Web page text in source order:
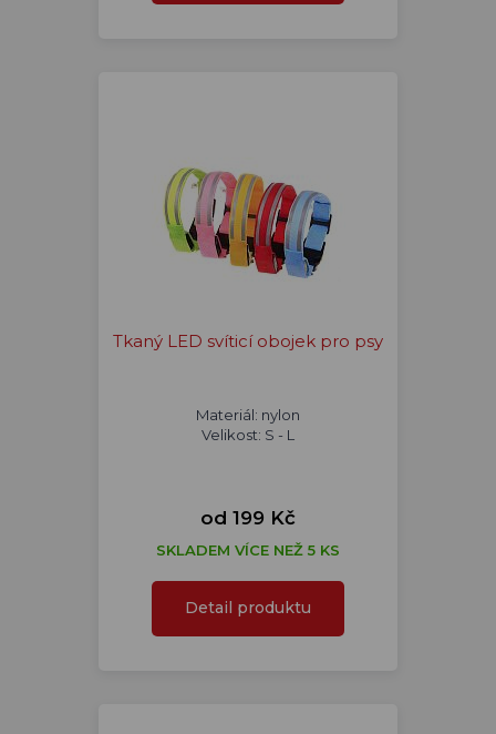
Tkaný LED svíticí obojek pro psy
Materiál: nylon
Velikost: S - L
od 199 Kč
SKLADEM VÍCE NEŽ 5 KS
Detail produktu